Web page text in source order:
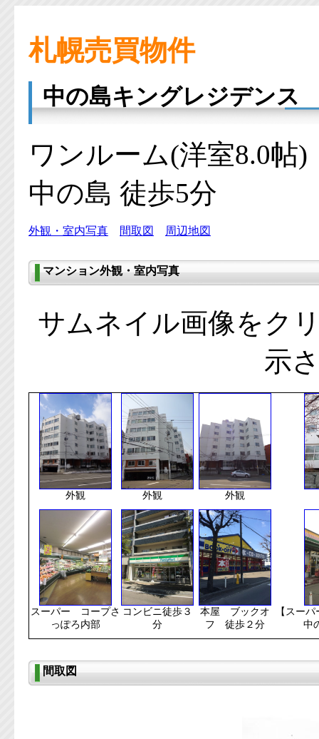
札幌売買物件
中の島キングレジデンス
ワンルーム(洋室8.0
中の島 徒歩5分
外観・室内写真 間取図 周辺地図
マンション外観・室内写真
サムネイル画像をク
示
外観 外観 外観
スーパー コープさ
っぽろ内部
コンビニ徒歩３
分
本屋 ブックオ
フ 徒歩２分
【スー
中
間取図